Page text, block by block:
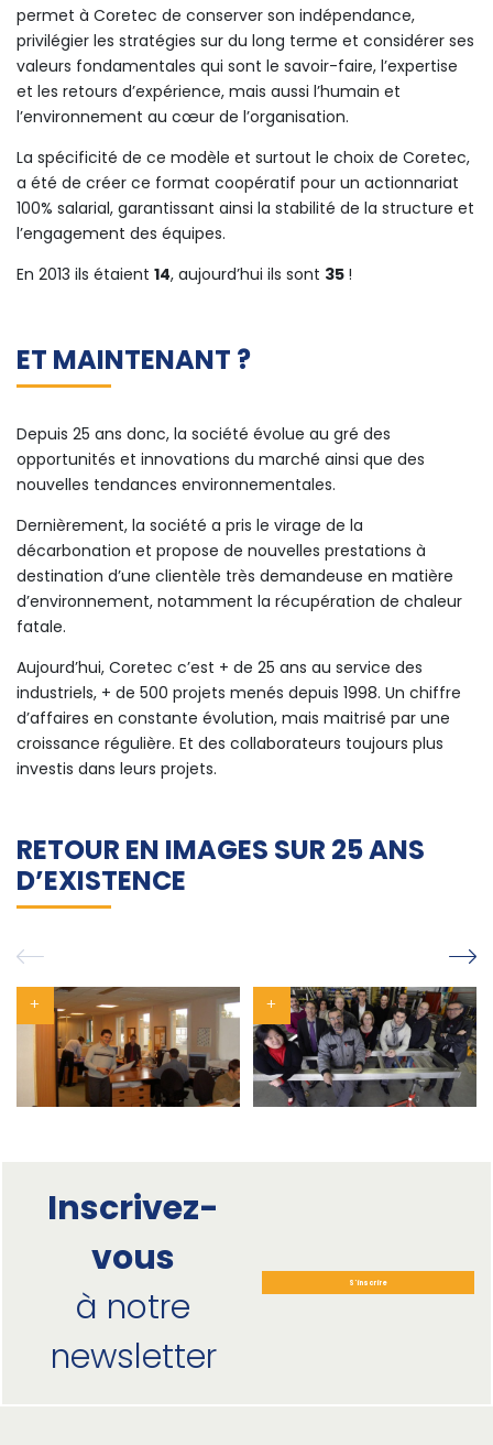
permet à Coretec de conserver son indépendance,
privilégier les stratégies sur du long terme et considérer ses
valeurs fondamentales qui sont le savoir-faire, l’expertise
et les retours d’expérience, mais aussi l’humain et
l’environnement au cœur de l’organisation.
La spécificité de ce modèle et surtout le choix de Coretec,
a été de créer ce format coopératif pour un actionnariat
100% salarial, garantissant ainsi la stabilité de la structure et
l’engagement des équipes.
En 2013 ils étaient 14, aujourd’hui ils sont 35 !
ET MAINTENANT ?
Depuis 25 ans donc, la société évolue au gré des
opportunités et innovations du marché ainsi que des
nouvelles tendances environnementales.
Dernièrement, la société a pris le virage de la
décarbonation et propose de nouvelles prestations à
destination d’une clientèle très demandeuse en matière
d’environnement, notamment la récupération de chaleur
fatale.
Aujourd’hui, Coretec c’est + de 25 ans au service des
industriels, + de 500 projets menés depuis 1998. Un chiffre
d’affaires en constante évolution, mais maitrisé par une
croissance régulière. Et des collaborateurs toujours plus
investis dans leurs projets.
RETOUR EN IMAGES SUR 25 ANS
D’EXISTENCE
Inscrivez-
vous
à notre
newsletter
S'inscrire